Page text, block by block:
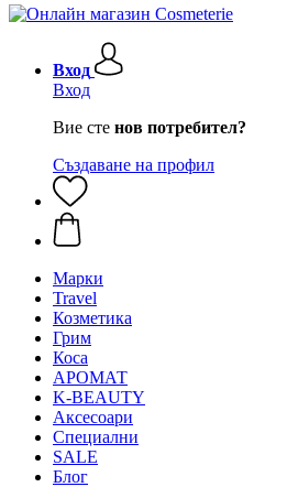
Вход
Вход
Вие сте нов потребител?
Създаване на профил
Mарки
Travel
Козметика
Грим
Коса
АРОМАТ
K-BEAUTY
Аксесоари
Специални
SALE
Блог